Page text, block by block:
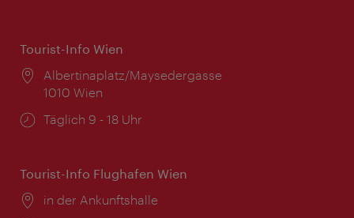
Tourist-Info Wien
Ort:
Albertinaplatz/Maysedergasse
1010 Wien
Öffnungszeiten:
Täglich 9 - 18 Uhr
Tourist-Info Flughafen Wien
Ort:
in der Ankunftshalle